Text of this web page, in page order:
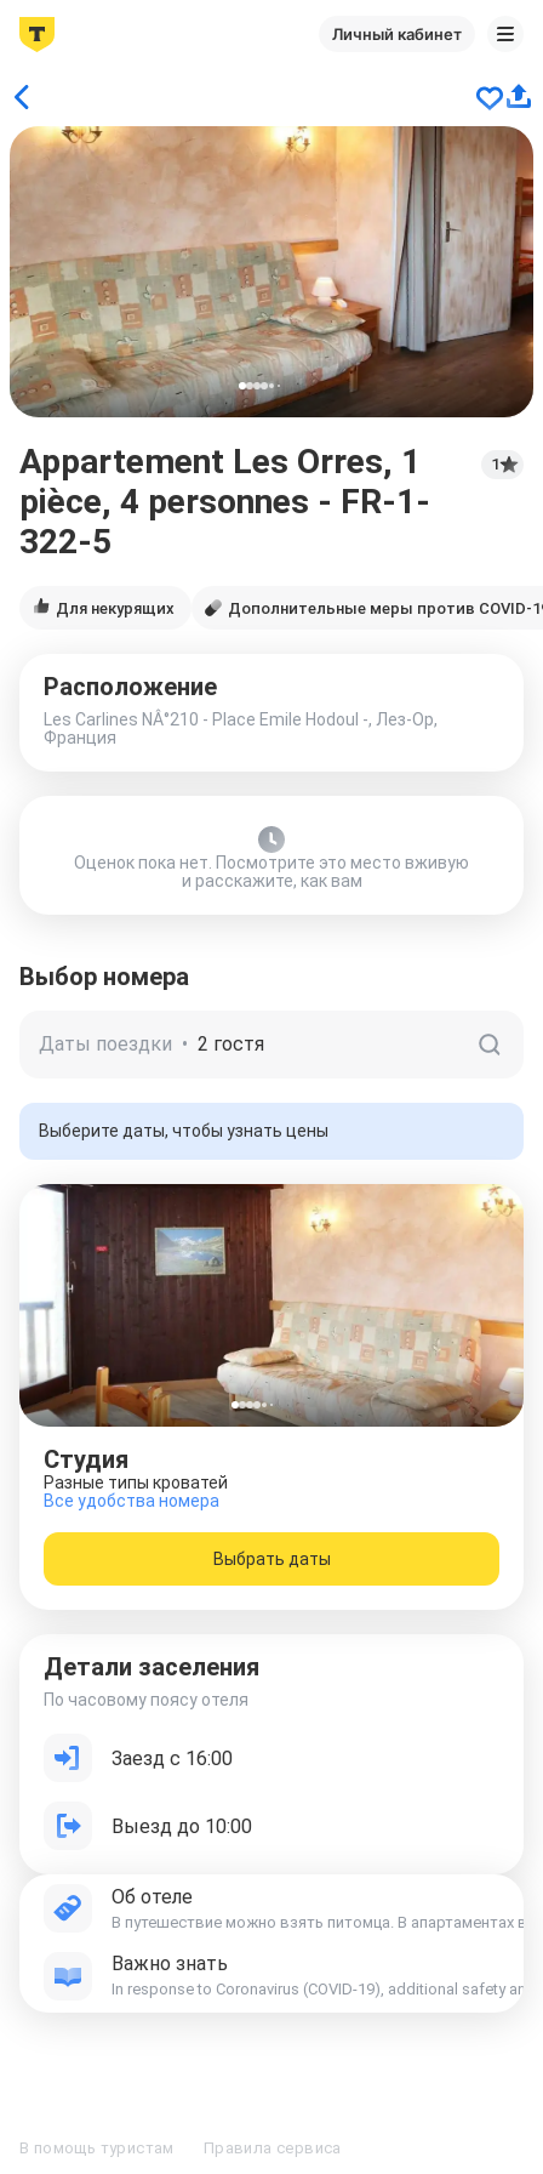
Личный кабинет
Appartement Les Orres, 1
pièce, 4 personnes - FR-1-
322-5
1
Для некурящих Дополнительные меры против COVID-
Расположение
Les Carlines NÂ°210 - Place Emile Hodoul -, Лез-Ор,
Франция
Оценок пока нет. Посмотрите это место вживую
и расскажите, как вам
Выбор номера
Даты поездки • 2 гостя
Выберите даты, чтобы узнать цены
Студия
Разные типы кроватей
Все удобства номера
Выбрать даты
Детали заселения
По часовому поясу отеля
Заезд с 16:00
Выезд до 10:00
Об отеле
В путешествие можно взять питомца. В апартаментах
Важно знать
In response to Coronavirus (COVID-19), additional safety
Отели в КазаниОтели в Нижнем Новгороде
В помощь туристам
Правила сервиса